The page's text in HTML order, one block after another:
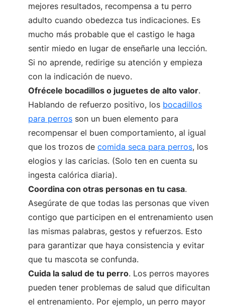
mejores resultados, recompensa a tu perro
adulto cuando obedezca tus indicaciones. Es
mucho más probable que el castigo le haga
sentir miedo en lugar de enseñarle una lección.
Si no aprende, redirige su atención y empieza
con la indicación de nuevo.
Ofrécele bocadillos o juguetes de alto valor.
Hablando de refuerzo positivo, los bocadillos
para perros son un buen elemento para
recompensar el buen comportamiento, al igual
que los trozos de comida seca para perros, los
elogios y las caricias. (Solo ten en cuenta su
ingesta calórica diaria).
Coordina con otras personas en tu casa.
Asegúrate de que todas las personas que viven
contigo que participen en el entrenamiento usen
las mismas palabras, gestos y refuerzos. Esto
para garantizar que haya consistencia y evitar
que tu mascota se confunda.
Cuida la salud de tu perro. Los perros mayores
pueden tener problemas de salud que dificultan
el entrenamiento. Por ejemplo, un perro mayor